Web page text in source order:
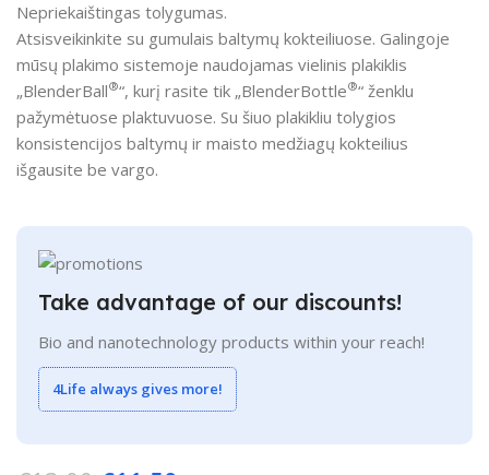
Nepriekaištingas tolygumas.
Atsisveikinkite su gumulais baltymų kokteiliuose. Galingoje
mūsų plakimo sistemoje naudojamas vielinis plakiklis
„BlenderBall®“, kurį rasite tik „BlenderBottle®“ ženklu
pažymėtuose plaktuvuose. Su šiuo plakikliu tolygios
konsistencijos baltymų ir maisto medžiagų kokteilius
išgausite be vargo.
Take advantage of our discounts!
Bio and nanotechnology products within your reach!
4Life always gives more!